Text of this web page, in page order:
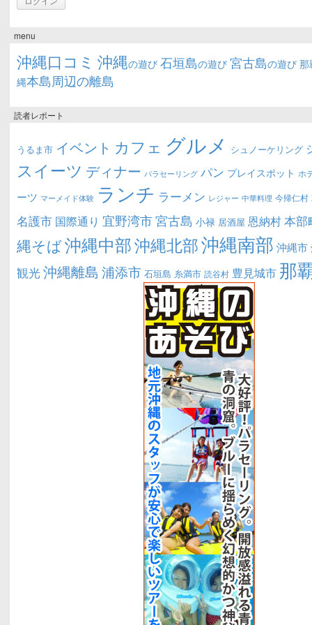
menu
沖縄口コミ 沖縄の遊び 石垣島の遊び 宮古島の遊び 那
縄本島周辺の離島
読者レポート
うるま市 イベント カフェ グルメ シュノーケリング
スイーツ ディナー パラセーリング パン プレイスポット ホ
ーツ マーメイド体験 ランチ ラーメン レジャー 中華料理 今帰仁村
名護市 国際通り 宜野湾市宮古島 小禄 居酒屋 恩納村本部
縄そば沖縄中部沖縄北部沖縄南部 沖縄市
観光沖縄離島 浦添市 石垣島 糸満市 読谷村 豊見城市 那